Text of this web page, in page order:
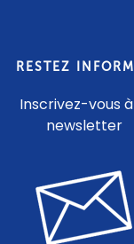
RESTEZ
Inscrivez-vous
newsletter